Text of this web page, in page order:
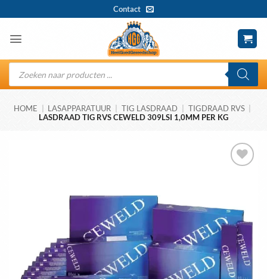
naar
inhoud
Contact
Producten
zoeken
HOME LASAPPARATUUR TIG LASDRAAD TIGDRAAD RVS
LASDRAAD TIG RVS CEWELD 309LSI 1,0MM PER KG